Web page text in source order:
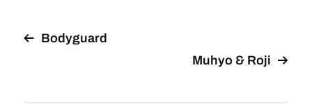
Bodyguard
Muhyo & Roji